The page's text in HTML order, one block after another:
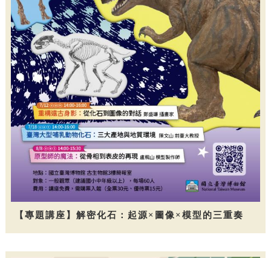
【專題講座】解密化石：起源×圖像×模型的三重奏